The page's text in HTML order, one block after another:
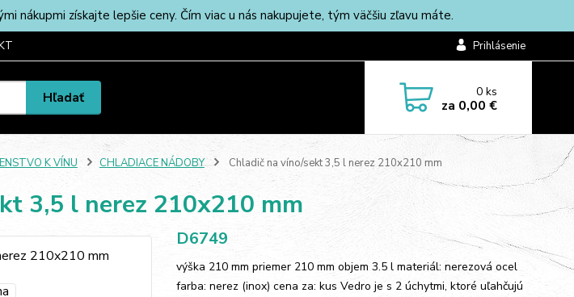
nákupmi získajte lepšie ceny. Čím viac u nás nakupujete, tým väčšiu zľavu máte.
Prihlásenie
Hľadať 0ks
za 0,00 €
K VÍNU CHLADIACE NÁDOBY Chladič na víno/sekt 3,5 l nerez 210x210 mm
3,5 l nerez 210x210 mm
D6749
výška 210 mm priemer 210 mm objem 3.5 l materiál: nerezová ocel
farba: nerez (inox) cena za: kus Vedro je s 2 úchytmi, ktoré uľahčujú